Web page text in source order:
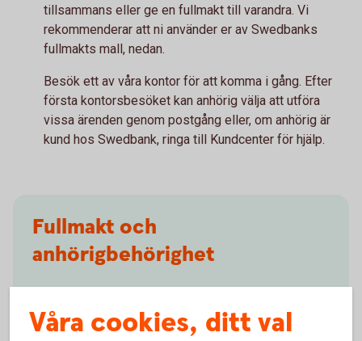
tillsammans eller ge en fullmakt till varandra. Vi
rekommenderar att ni använder er av Swedbanks
fullmakts mall, nedan.
Besök ett av våra kontor för att komma i gång. Efter
första kontorsbesöket kan anhörig välja att utföra
vissa ärenden genom postgång eller, om anhörig är
kund hos Swedbank, ringa till Kundcenter för hjälp.
Fullmakt och
anhörigbehörighet
(swedishbankers.se, pdf)
Fullmakt för anhöriga vid bankaffärer
Våra cookies, ditt val